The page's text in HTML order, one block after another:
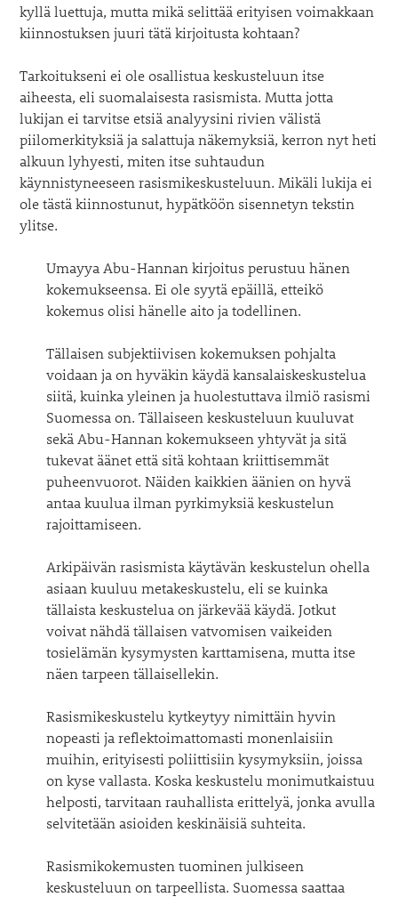
kyllä luettuja, mutta mikä selittää erityisen voimakkaan
kiinnostuksen juuri tätä kirjoitusta kohtaan?
Tarkoitukseni ei ole osallistua keskusteluun itse
aiheesta, eli suomalaisesta rasismista. Mutta jotta
lukijan ei tarvitse etsiä analyysini rivien välistä
piilomerkityksiä ja salattuja näkemyksiä, kerron nyt heti
alkuun lyhyesti, miten itse suhtaudun
käynnistyneeseen rasismikeskusteluun. Mikäli lukija ei
ole tästä kiinnostunut, hypätköön sisennetyn tekstin
ylitse.
Umayya Abu-Hannan kirjoitus perustuu hänen
kokemukseensa. Ei ole syytä epäillä, etteikö
kokemus olisi hänelle aito ja todellinen.
Tällaisen subjektiivisen kokemuksen pohjalta
voidaan ja on hyväkin käydä kansalaiskeskustelua
siitä, kuinka yleinen ja huolestuttava ilmiö rasismi
Suomessa on. Tällaiseen keskusteluun kuuluvat
sekä Abu-Hannan kokemukseen yhtyvät ja sitä
tukevat äänet että sitä kohtaan kriittisemmät
puheenvuorot. Näiden kaikkien äänien on hyvä
antaa kuulua ilman pyrkimyksiä keskustelun
rajoittamiseen.
Arkipäivän rasismista käytävän keskustelun ohella
asiaan kuuluu metakeskustelu, eli se kuinka
tällaista keskustelua on järkevää käydä. Jotkut
voivat nähdä tällaisen vatvomisen vaikeiden
tosielämän kysymysten karttamisena, mutta itse
näen tarpeen tällaisellekin.
Rasismikeskustelu kytkeytyy nimittäin hyvin
nopeasti ja reflektoimattomasti monenlaisiin
muihin, erityisesti poliittisiin kysymyksiin, joissa
on kyse vallasta. Koska keskustelu monimutkaistuu
helposti, tarvitaan rauhallista erittelyä, jonka avulla
selvitetään asioiden keskinäisiä suhteita.
Rasismikokemusten tuominen julkiseen
keskusteluun on tarpeellista. Suomessa saattaa